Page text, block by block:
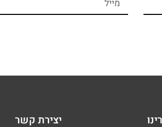
יצירת קשר